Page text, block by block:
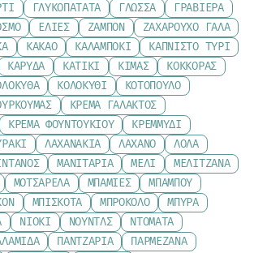
ΓΛΥΚΟΠΑΤΆΤΑ ΓΛΏΣΣΑ
ΓΡΑΒΙΈΡΑ
ΕΛΙΈΣ ΖΑΜΠΌΝ
ΖΑΧΑΡΟΎΧΟ ΓΆΛΑ
ΚΑΚΆΟ ΚΑΛΑΜΠΌΚΙ
ΚΑΠΝΙΣΤΌ ΤΥΡΊ
ΚΑΡΎΔΑ ΚΑΤΊΚΙ ΚΙΜΆΣ
ΚΌΚΚΟΡΑΣ
ΚΟΛΟΚΎΘΙ
ΚΟΤΌΠΟΥΛΟ
ΚΡΈΜΑ ΓΆΛΑΚΤΟΣ
ΚΡΈΜΑ ΦΟΥΝΤΟΥΚΙΟΎ
ΚΡΕΜΜΎΔΙ
ΛΑΧΑΝΆΚΙΑ ΛΆΧΑΝΟ
ΛΌΛΑ
ΜΑΝΙΤΆΡΙΑ ΜΈΛΙ
ΜΕΛΙΤΖΆΝΑ
ΜΟΤΣΑΡΈΛΑ ΜΠΆΜΙΕΣ
ΜΠΑΜΠΟΎ
ΜΠΙΣΚΌΤΑ ΜΠΡΌΚΟΛΟ
ΜΠΎΡΑ
ΝΙΌΚΙ ΝΟΎΝΤΛΣ
ΝΤΟΜΆΤΑ
ΠΑΝΤΖΆΡΙΑ
ΠΑΡΜΕΖΆΝΑ